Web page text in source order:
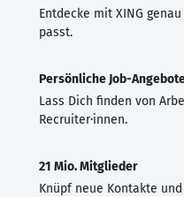
Entdecke mit XING
passt.
Persönliche Job-
Lass Dich finden von
Recruiter·innen.
21 Mio. Mitglieder
Knüpf neue Kontakte